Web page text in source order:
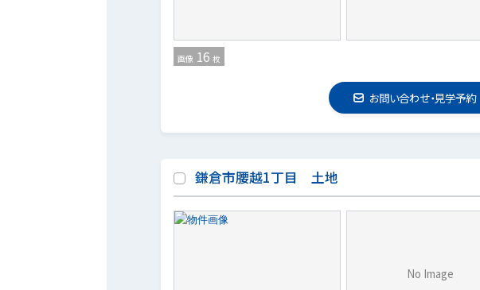
画像 16 枚
お問い合わせ・見学予約
鎌倉市腰越1丁目 土地
No Image